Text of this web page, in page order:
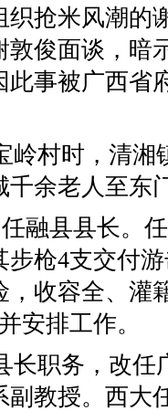
织抢米风潮的
敦俊面谈，暗
事被广西省
岭村时，清湘
余老人至东
融县县长。
步枪4支交付
，收容全、灌
安排工作。
长职务，改
教授。西大